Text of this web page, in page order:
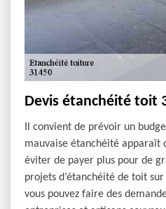
Devis étanchéité toit
Il convient de prévoir un
mauvaise étanchéité apparaît
éviter de payer plus pour de
projets d’étanchéité de toit
vous pouvez faire des